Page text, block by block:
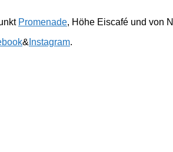
Promenade, Höhe Eiscafé und von
& Instagram.